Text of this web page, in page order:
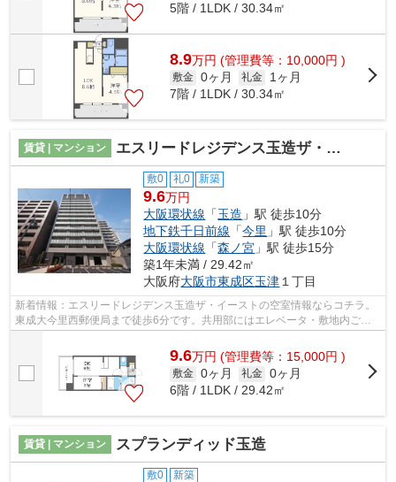
5階 / 1LDK / 30.34㎡
8.9万円 (管理費等：10,000円 )
敷金 0ヶ月 礼金
1ヶ月
7階 / 1LDK / 30.34㎡
賃貸 | マンション エスリードレジデンス玉造ザ・イースト
敷0 礼0 新築
9.6万円
大阪環状線 「玉造 」駅 徒歩10分
地下鉄千日前線 「今里 」駅 徒歩10分
大阪環状線 「森ノ宮 」駅 徒歩15分
築1年未満 / 29.42㎡
大阪府大阪市東成区玉津 １丁目
新着情報：エスリードレジデンス玉造ザ・イーストの空室情報ならコチラ。
東成大今里西郵便局まで徒歩6分です。共用部にはエレベータ・敷地内ごみ
置き場などが備わっておりとても充実し...
9.6万円 (管理費等：15,000円 )
敷金 0ヶ月 礼金 0ヶ月
6階 / 1LDK / 29.42㎡
賃貸 | マンション スプランディッド玉造
敷0 新築